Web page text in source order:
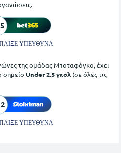
ΠΑΙΞΕ ΥΠΕΥΘΥΝΑ
της ομάδας Μποταφόγκο, έχει
σημείο Under 2.5 γκολ (σε όλες τις
ΠΑΙΞΕ ΥΠΕΥΘΥΝΑ